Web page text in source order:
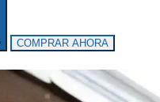
COMPRAR AHORA